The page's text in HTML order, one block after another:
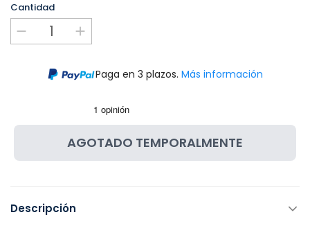
Cantidad
Paga en 3 plazos. Más información
AGOTADO TEMPORALMENTE
Descripción